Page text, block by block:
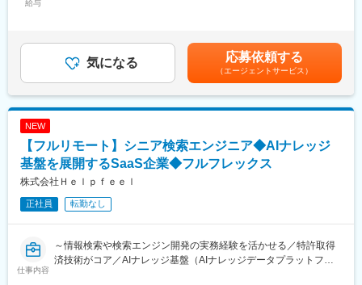
を支える“情報インフラ”構築支援するプロダクトの開発・提供して
います。
現在はこの技術に加え、生成AIやナレッジ活用の進化に対応する
最先端の研究・プロダクト開発を進めており、企業のAI活用基盤
としてさらなる進化を続けています。
※特許番号 第7112155号、第7112156号
このポジションではAIを活用したHelpfeelの新規ソリューション
開発をリードいただけるエンジニアを募集しております。
給与
スキルに応じてご相談の上決定します。■昇給：年1回賃金はあく
までも目安の金額であり、選考を通じて上下する可能性がありま
す。月給(月額)は固定手当を含めた表記です。
気になる 応募依頼する
（エージェントサービス）
NEW
【フルリモート】シニア検索エンジニア◆AIナレッジ
基盤を展開するSaaS企業◆フルフレックス
株式会社Ｈｅｌｐｆｅｅｌ
正社員 転勤なし
仕事内容
～情報検索や検索エンジン開発の実務経験を活かせる／特許取得
済技術がコア／AIナレッジ基盤（AIナレッジデータプラットフォ